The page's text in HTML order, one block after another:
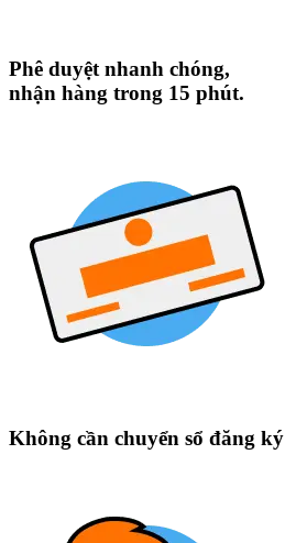
Phê duyệt nhanh chóng,
nhận hàng trong 15 phút.
Không cần chuyển sổ đăng ký